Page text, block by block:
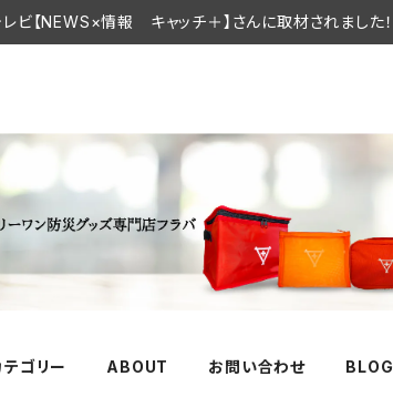
レビ【NEWS×情報 キャッチ＋】さんに取材されました！
テゴリー ABOUT お問い合わせ BLOG